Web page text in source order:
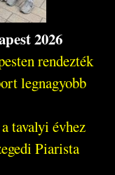
2026
rendezték
legnagyobb
tavalyi évhez
Piarista